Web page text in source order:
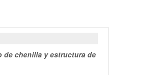
de chenilla y estructura de